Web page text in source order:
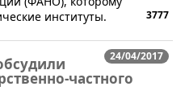
институты.
3777
24/04/2017
частного